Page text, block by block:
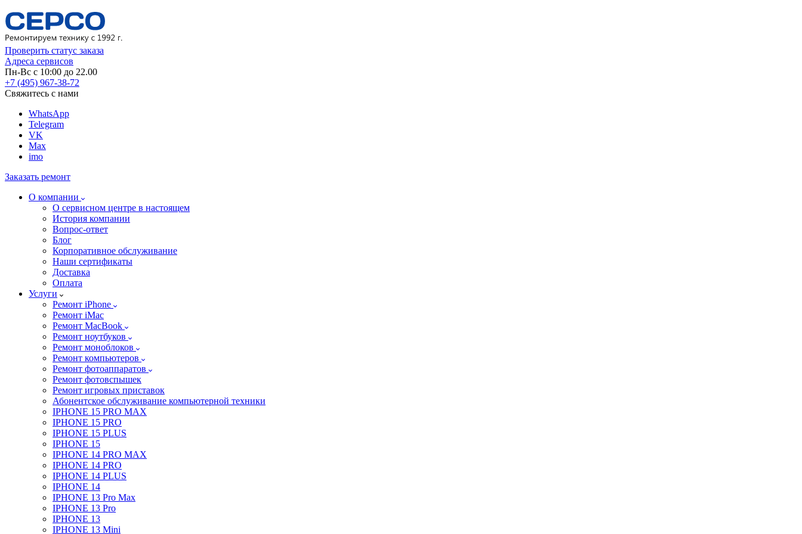
Проверить статус заказа
Адреса сервисов
Пн-Вс с 10:00 до 22.00
+7 (495) 967-38-72
Свяжитесь с нами
WhatsApp
Telegram
VK
Max
imo
Заказать ремонт
О компании
О сервисном центре в настоящем
История компании
Вопрос-ответ
Блог
Корпоративное обслуживание
Наши сертификаты
Доставка
Оплата
Услуги
Ремонт iPhone
Ремонт iMac
Ремонт MacBook
Ремонт ноутбуков
Ремонт моноблоков
Ремонт компьютеров
Ремонт фотоаппаратов
Ремонт фотовспышек
Ремонт игровых приставок
Абонентское обслуживание компьютерной техники
IPHONE 15 PRO MAX
IPHONE 15 PRO
IPHONE 15 PLUS
IPHONE 15
IPHONE 14 PRO MAX
IPHONE 14 PRO
IPHONE 14 PLUS
IPHONE 14
IPHONE 13 Pro Max
IPHONE 13 Pro
IPHONE 13
IPHONE 13 Mini